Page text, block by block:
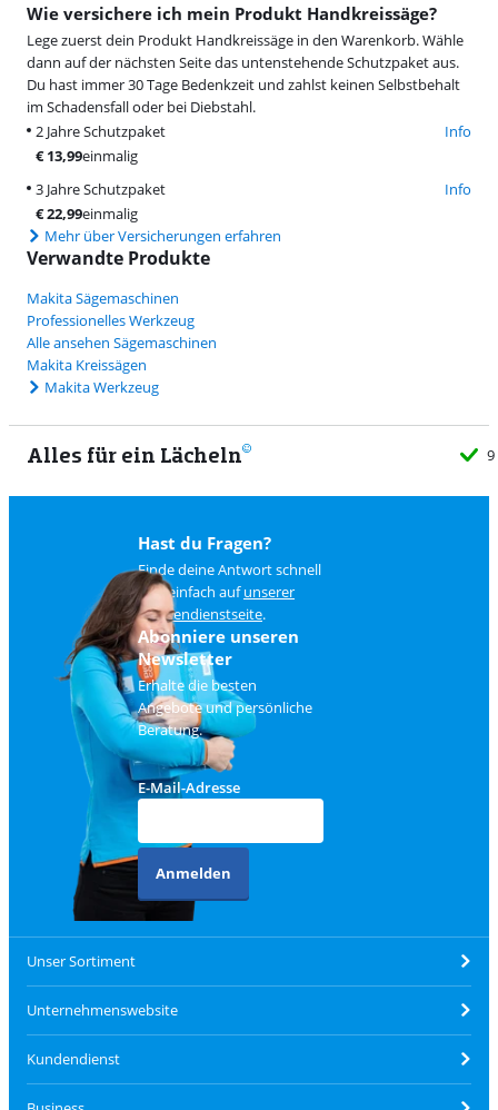
Wie versichere ich mein Produkt Handkreissäge?
Lege zuerst dein Produkt Handkreissäge in den Warenkorb. Wähle
dann auf der nächsten Seite das untenstehende Schutzpaket aus.
Du hast immer 30 Tage Bedenkzeit und zahlst keinen Selbstbehalt
im Schadensfall oder bei Diebstahl.
2 Jahre Schutzpaket
Info
€13,99einmalig
3 Jahre Schutzpaket
Info
€22,99einmalig
Mehr über Versicherungen erfahren
Verwandte Produkte
Makita Sägemaschinen
Professionelles Werkzeug
Alle ansehen Sägemaschinen
Makita Kreissägen
Makita Werkzeug
Alles für ein Lächeln 9
Hast du Fragen?
Finde deine Antwort schnell
und einfach aufunserer
Kundendienstseite.
Abonniere unseren
Newsletter
Erhalte die besten
Angebote und persönliche
Beratung.
E-Mail-Adresse
Anmelden
Unser Sortiment
Unternehmenswebsite
Kundendienst